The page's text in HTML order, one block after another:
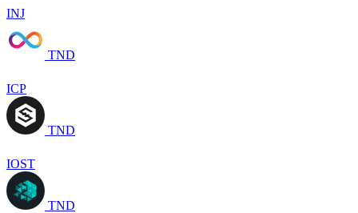
INJ
TND
ICP
TND
IOST
TND